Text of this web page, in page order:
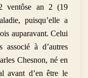
ventôse an 2 (19
puisqu’elle a
auparavant. Celui
associé à d’autres
Chesnon, né en
avant d’en être le